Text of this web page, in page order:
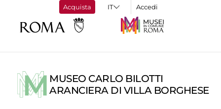
Acquista Accedi
MUSEO CARLO BILOTTI
ARANCIERA DI VILLA BORGHESE